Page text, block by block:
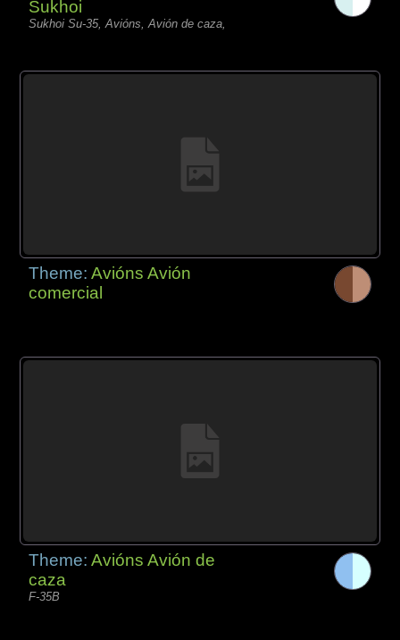
Sukhoi
Sukhoi Su-35, Avións, Avión de caza,
Theme:Avións Avión
comercial
Theme:Avións Avión de
caza
F-35B